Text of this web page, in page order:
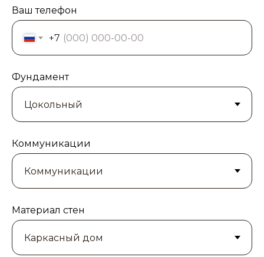
Ваш телефон
+7
Фундамент
Коммуникации
Материал стен